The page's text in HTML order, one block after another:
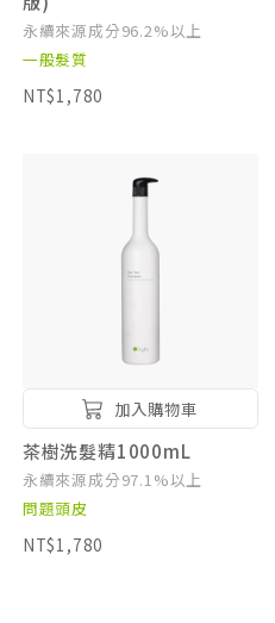
永續來源成分96.2%以上
一般髮質
NT$1,780
加入購物車
茶樹洗髮精1000mL
永續來源成分97.1%以上
問題頭皮
NT$1,780